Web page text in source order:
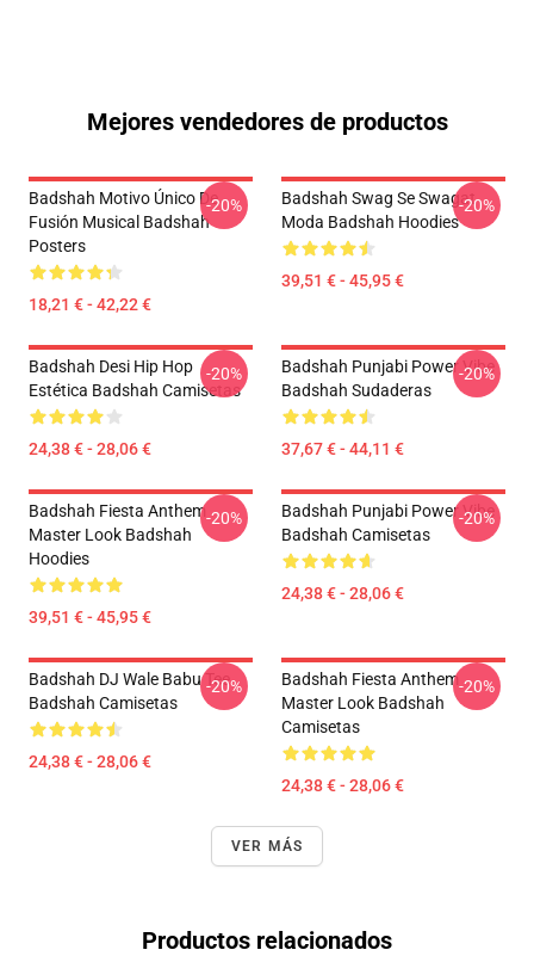
Mejores vendedores de productos
Badshah Motivo Único De
Fusión Musical Badshah
Posters
18,21 € - 42,22 €
-20%
Badshah Swag Se Swagat
Moda Badshah Hoodies
39,51 € - 45,95 €
-20%
Badshah Desi Hip Hop
Estética Badshah Camisetas
24,38 € - 28,06 €
-20%
Badshah Punjabi Power Vibe
Badshah Sudaderas
37,67 € - 44,11 €
-20%
Badshah Fiesta Anthem
Master Look Badshah
Hoodies
39,51 € - 45,95 €
-20%
Badshah Punjabi Power Vibe
Badshah Camisetas
24,38 € - 28,06 €
-20%
Badshah DJ Wale Babu Tee
Badshah Camisetas
24,38 € - 28,06 €
-20%
Badshah Fiesta Anthem
Master Look Badshah
Camisetas
24,38 € - 28,06 €
-20%
VER MÁS
Productos relacionados